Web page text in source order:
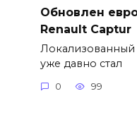
Обновлен
Renault Captur
Локализованный
уже давно стал
0 99